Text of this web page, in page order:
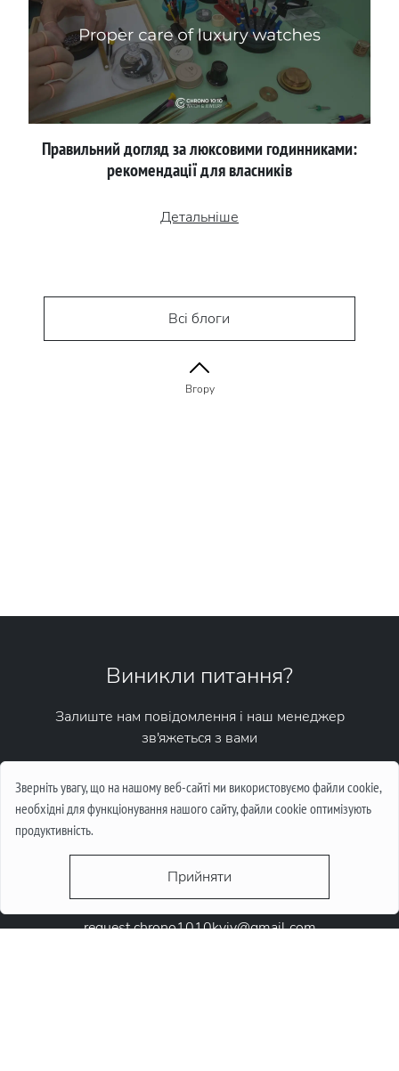
Зверніть увагу, що на нашому веб-сайті ми використовуємо файли cookie,
необхідні для функціонування нашого сайту, файли cookie оптимізують
продуктивність.
Прийняти
Правильний догляд за люксовими годинниками:
рекомендації для власників
Детальніше
Всі блоги
Вгору
request.chrono1010kyiv@gmail.com
Виникли питання?
Залиште нам повідомлення і наш менеджер
зв'яжеться з вами
Написати повідомлення